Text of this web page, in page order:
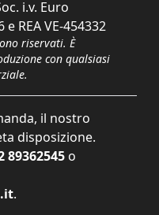
i.v. Euro
e REA VE-454332
riservati. È
con qualsiasi
il nostro
disposizione.
89362545 o
.